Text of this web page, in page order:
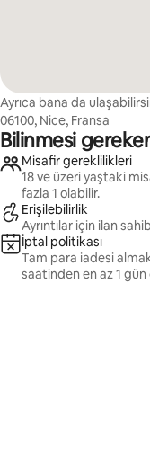
Ayrıca bana da
06100, Nice, Fransa
Bilinmesi
Misafir gereklilikleri
18 ve üzeri yaştaki
fazla 1 olabilir.
Erişilebilirlik
Ayrıntılar için ilan
İptal politikası
Tam para iadesi
saatinden en az 1